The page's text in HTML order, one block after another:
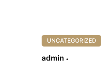
UNCATEGORIZED
admin